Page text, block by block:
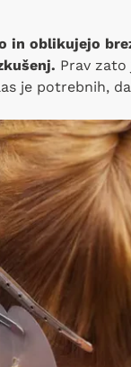
in oblikujejo
Prav
je potrebnih,